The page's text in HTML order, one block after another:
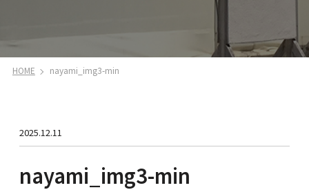
HOME nayami_img3-min
2025.12.11
nayami_img3-min